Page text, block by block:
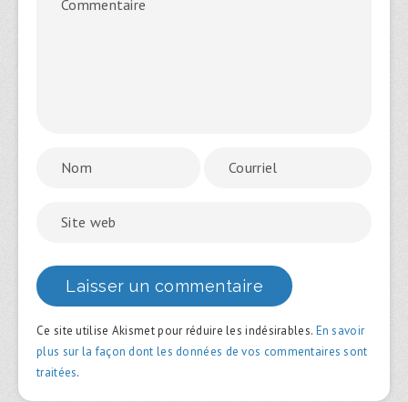
Ce site utilise Akismet pour réduire les indésirables. En savoir
plus sur la façon dont les données de vos commentaires sont
traitées.